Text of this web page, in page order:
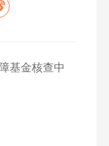
基金核查中